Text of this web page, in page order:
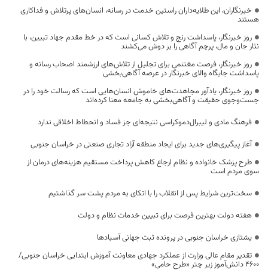
خبرنگاران، این طلایه‌داران راستین خدمت در رسانه، انسان‌های پرتلاش و فداکاری
هستند
روز خبرنگار، پاسداشت رنج و تلاش کسانی است که در خط مقدم جهاد تبیین، با
نثار جان و مال، پرچم آگاهی را بر دوش می‌کشند
روز خبرنگار، فرصت مغتنمی برای تجلیل از تلاش‌های ارزشمند اصحاب رسانه و
پاسداشت جایگاه والای خبرنگار در عرصه آگاهی‌بخشی
روز خبرنگار، یادآور مجاهدت‌های خاموش انسان‌هایی است که رسالت خود را در
جست‌وجوی حقیقت و آگاهی‌بخشی به جامعه معنا کرده‌اند
فرهنگ مادی و لیبرال‌دموکراسی نتیجه‌ای جز فساد و انحطاط اخلاقی ندارد
آغاز پیگیری‌های جدید برای ایجاد منطقه آزاد تجاری صنعتی در خراسان جنوبی
طرح پزشک خانواده و نظام ارجاع کاهش پرداخت مستقیم هزینه‌های درمان از
سوی مردم است
سخت‌ترین شرایط پس از انقلاب را با اتکای به مردم پشت سر گذاشتیم
هفته دولت بهترین فرصت برای تبیین خدمات نظام و دولت
یشتازی خراسان جنوبی در پرونده ثبت جهانی آسبادها
تقدیر مقام عالی وزارت از عملکرد جهادی معاونت آموزش ابتدایی خراسان جنوبی/
۴۶۰۰ دانش‌آموز زیر چتر «طرح حامی»